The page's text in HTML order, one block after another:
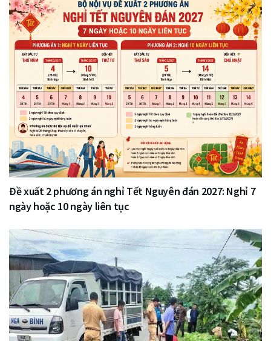
Đề xuất 2 phương án nghỉ Tết Nguyên đán 2027: Nghỉ 7
ngày hoặc 10 ngày liên tục